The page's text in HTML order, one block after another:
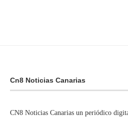
Cn8 Noticias Canarias
CN8 Noticias Canarias un periódico